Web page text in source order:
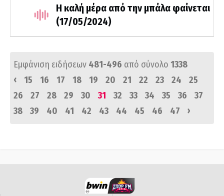
Η καλή μέρα από την μπάλα φαίνεται
(17/05/2024)
Εμφάνιση ειδήσεων 481-496 από σύνολο 1338
‹
15 16 17 18 19 20 21 22 23 24
25
26
27 28 29 30 31 32 33 34 35 36
37
38
39 40 41 42 43 44 45 46 47 ›